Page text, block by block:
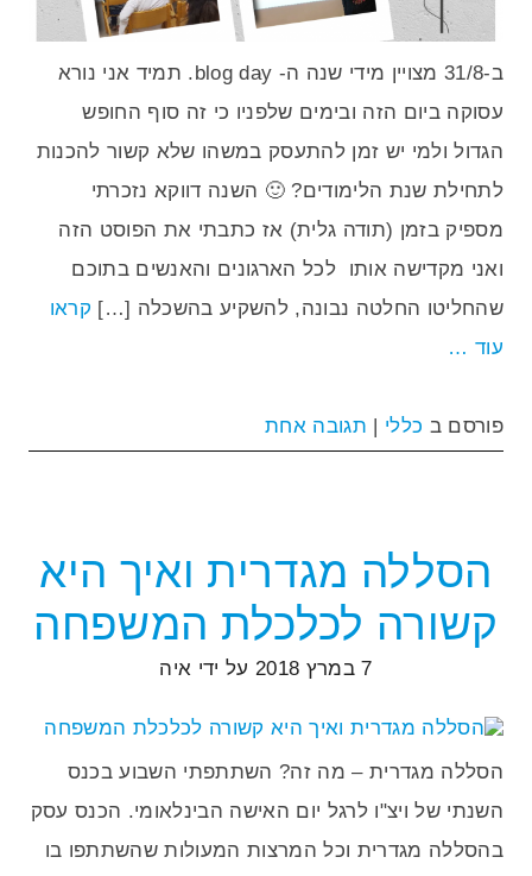
ב-31/8 מצויין מידי שנה ה- blog day. תמיד אני נורא
עסוקה ביום הזה ובימים שלפניו כי זה סוף החופש
הגדול ולמי יש זמן להתעסק במשהו שלא קשור להכנות
לתחילת שנת הלימודים? 🙂 השנה דווקא נזכרתי
מספיק בזמן (תודה גלית) אז כתבתי את הפוסט הזה
ואני מקדישה אותו לכל הארגונים והאנשים בתוכם
שהחליטו החלטה נבונה, להשקיע בהשכלה […] קראו
עוד …
פורסם ב כללי | תגובה אחת
הסללה מגדרית ואיך היא
קשורה לכלכלת המשפחה
7 במרץ 2018 על ידי איה
הסללה מגדרית – מה זה? השתתפתי השבוע בכנס
השנתי של ויצ"ו לרגל יום האישה הבינלאומי. הכנס עסק
בהסללה מגדרית וכל המרצות המעולות שהשתתפו בו